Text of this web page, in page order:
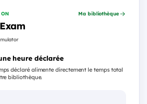
Ma bibliothèque
heure déclarée
déclaré alimente directement le temps total
bibliothèque.